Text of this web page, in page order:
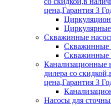
цена,Гарантия 3
Скважинные
Скважинные
Скважинные
Канализационные
дилера со
цена,Гарантия 3
Насосы для